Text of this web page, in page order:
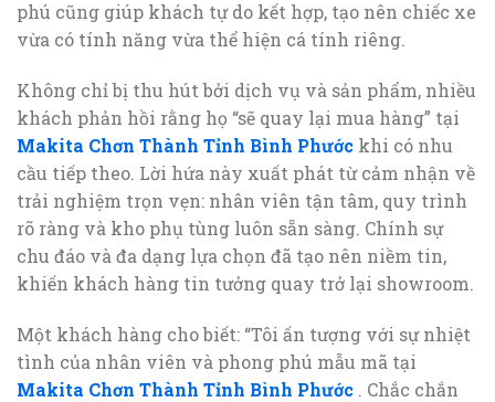
phú cũng giúp khách tự do kết hợp, tạo nên chiếc xe
vừa có tính năng vừa thể hiện cá tính riêng.
Không chỉ bị thu hút bởi dịch vụ và sản phẩm, nhiều
khách phản hồi rằng họ “sẽ quay lại mua hàng” tại
Makita Chơn Thành Tỉnh Bình Phước khi có nhu
cầu tiếp theo. Lời hứa này xuất phát từ cảm nhận về
trải nghiệm trọn vẹn: nhân viên tận tâm, quy trình
rõ ràng và kho phụ tùng luôn sẵn sàng. Chính sự
chu đáo và đa dạng lựa chọn đã tạo nên niềm tin,
khiến khách hàng tin tưởng quay trở lại showroom.
Một khách hàng cho biết: “Tôi ấn tượng với sự nhiệt
tình của nhân viên và phong phú mẫu mã tại
Makita Chơn Thành Tỉnh Bình Phước . Chắc chắn